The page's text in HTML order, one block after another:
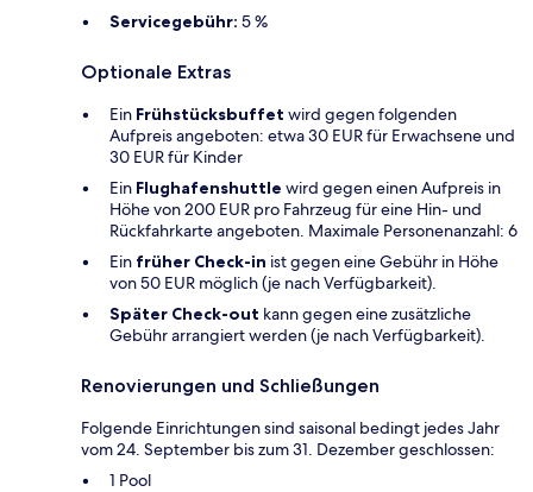
Servicegebühr: 5 %
Optionale Extras
Ein Frühstücksbuffet wird gegen folgenden
Aufpreis angeboten: etwa 30 EUR für Erwachsene und
30 EUR für Kinder
Ein Flughafenshuttle wird gegen einen Aufpreis in
Höhe von 200 EUR pro Fahrzeug für eine Hin- und
Rückfahrkarte angeboten. Maximale Personenanzahl: 6
Ein früher Check-in ist gegen eine Gebühr in Höhe
von 50 EUR möglich (je nach Verfügbarkeit).
Später Check-out kann gegen eine zusätzliche
Gebühr arrangiert werden (je nach Verfügbarkeit).
Renovierungen und Schließungen
Folgende Einrichtungen sind saisonal bedingt jedes Jahr
vom 24. September bis zum 31. Dezember geschlossen:
1 Pool